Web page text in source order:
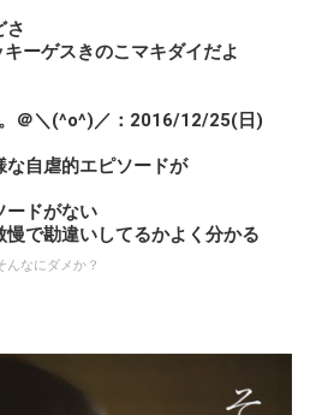
さ
ーゲスきのこマキダイだよ
＠＼(^o^)／：2016/12/25(日)
な自虐的エピソードが
ードがない
で勘違いしてるかよく分かる
んなにダメか？